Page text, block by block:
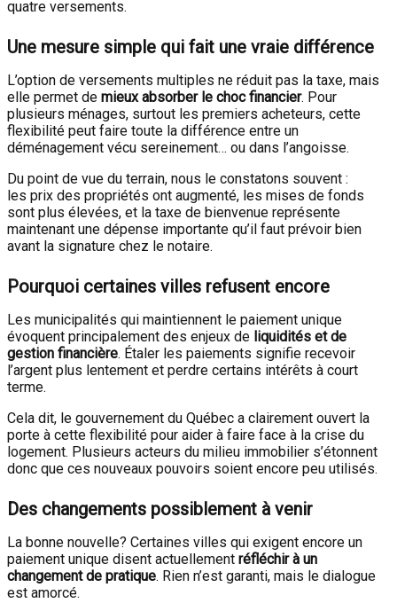
quatre versements.
Une mesure simple qui fait une vraie différence
L’option de versements multiples ne réduit pas la taxe, mais
elle permet de mieux absorber le choc financier. Pour
plusieurs ménages, surtout les premiers acheteurs, cette
flexibilité peut faire toute la différence entre un
déménagement vécu sereinement… ou dans l’angoisse.
Du point de vue du terrain, nous le constatons souvent :
les prix des propriétés ont augmenté, les mises de fonds
sont plus élevées, et la taxe de bienvenue représente
maintenant une dépense importante qu’il faut prévoir bien
avant la signature chez le notaire.
Pourquoi certaines villes refusent encore
Les municipalités qui maintiennent le paiement unique
évoquent principalement des enjeux de liquidités et de
gestion financière. Étaler les paiements signifie recevoir
l’argent plus lentement et perdre certains intérêts à court
terme.
Cela dit, le gouvernement du Québec a clairement ouvert la
porte à cette flexibilité pour aider à faire face à la crise du
logement. Plusieurs acteurs du milieu immobilier s’étonnent
donc que ces nouveaux pouvoirs soient encore peu utilisés.
Des changements possiblement à venir
La bonne nouvelle? Certaines villes qui exigent encore un
paiement unique disent actuellement réfléchir à un
changement de pratique. Rien n’est garanti, mais le dialogue
est amorcé.